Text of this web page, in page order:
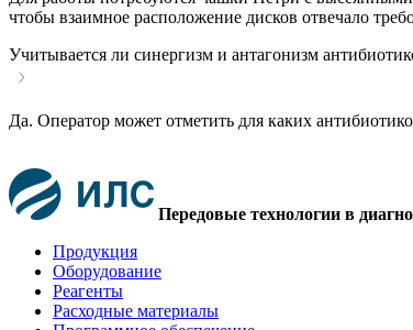
чтобы взаимное расположение дисков отвечало
Учитывается ли синергизм и антагонизм
Да. Оператор может отметить для каких
Передовые технологии в
Продукция
Оборудование
Реагенты
Расходные материалы